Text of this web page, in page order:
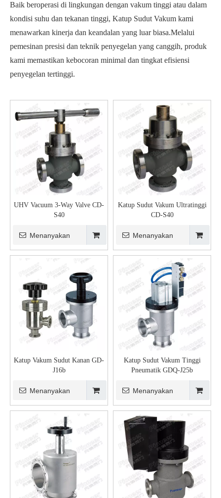
Baik beroperasi di lingkungan dengan vakum tinggi atau dalam
kondisi suhu dan tekanan tinggi, Katup Sudut Vakum kami
menawarkan kinerja dan keandalan yang luar biasa.Melalui
pemesinan presisi dan teknik penyegelan yang canggih, produk
kami memastikan kebocoran minimal dan tingkat efisiensi
penyegelan tertinggi.
UHV Vacuum 3-Way Valve CD-
S40
Menanyakan
Katup Sudut Vakum Ultratinggi
CD-S40
Menanyakan
Katup Vakum Sudut Kanan GD-
J16b
Menanyakan
Katup Sudut Vakum Tinggi
Pneumatik GDQ-J25b
Menanyakan